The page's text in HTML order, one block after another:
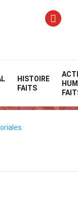
HISTOIRE
FAITS